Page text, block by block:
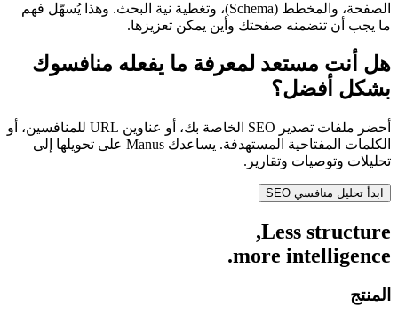
الصفحة، والمخطط (Schema)، وتغطية نية البحث. وهذا يُسهّل فهم
ما يجب أن تتضمنه صفحتك وأين يمكن تعزيزها.
هل أنت مستعد لمعرفة ما يفعله منافسوك
بشكل أفضل؟
أحضر ملفات تصدير SEO الخاصة بك، أو عناوين URL للمنافسين، أو
الكلمات المفتاحية المستهدفة. يساعدك Manus على تحويلها إلى
تحليلات وتوصيات وتقارير.
ابدأ تحليل منافسي SEO
Less structure,
more intelligence.
المنتج